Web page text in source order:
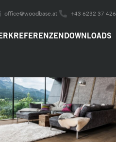
office@woodbase.at +43 6232 37 426
REFERENZENDOWNLOADS